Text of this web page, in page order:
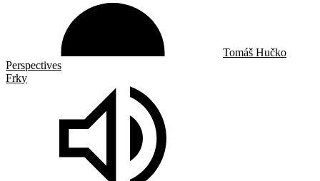
Tomáš Hučko
Perspectives
Frky